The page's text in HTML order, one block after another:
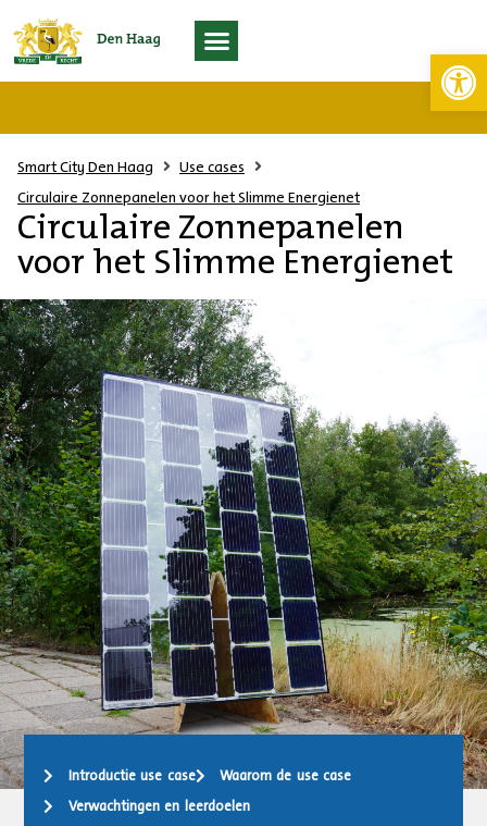
Smart City Den Haag
Use cases
Circulaire Zonnepanelen voor het Slimme Energienet
Circulaire Zonnepanelen
voor het Slimme Energienet
Introductie use case
Waarom de use case
Verwachtingen en leerdoelen